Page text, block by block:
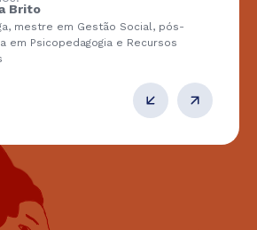
Brito
mestre em Gestão Social, pós-
em Psicopedagogia e Recursos